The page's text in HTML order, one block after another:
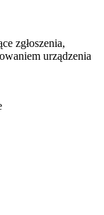
zgłoszenia,
urządzenia